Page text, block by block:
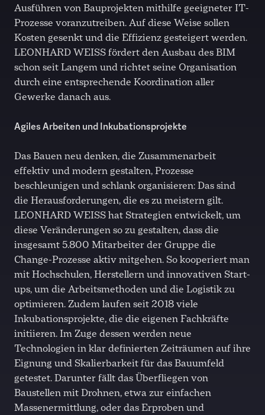
Ausführen von Bauprojekten mithilfe geeigneter IT-
Prozesse voranzutreiben. Auf diese Weise sollen
Kosten gesenkt und die Effizienz gesteigert werden.
LEONHARD WEISS fördert den Ausbau des BIM
schon seit Langem und richtet seine Organisation
durch eine entsprechende Koordination aller
Gewerke danach aus.
Agiles Arbeiten und Inkubationsprojekte
Das Bauen neu denken, die Zusammenarbeit
effektiv und modern gestalten, Prozesse
beschleunigen und schlank organisieren: Das sind
die Herausforderungen, die es zu meistern gilt.
LEONHARD WEISS hat Strategien entwickelt, um
diese Veränderungen so zu gestalten, dass die
insgesamt 5.800 Mitarbeiter der Gruppe die
Change-Prozesse aktiv mitgehen. So kooperiert man
mit Hochschulen, Herstellern und innovativen Start-
ups, um die Arbeitsmethoden und die Logistik zu
optimieren. Zudem laufen seit 2018 viele
Inkubationsprojekte, die die eigenen Fachkräfte
initiieren. Im Zuge dessen werden neue
Technologien in klar definierten Zeiträumen auf ihre
Eignung und Skalierbarkeit für das Bauumfeld
getestet. Darunter fällt das Überfliegen von
Baustellen mit Drohnen, etwa zur einfachen
Massenermittlung, oder das Erproben und